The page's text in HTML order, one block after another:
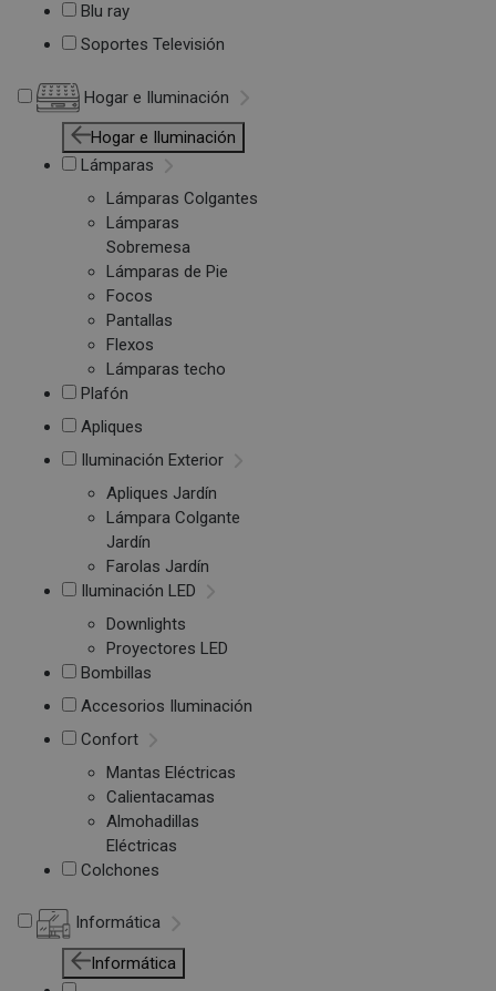
Blu ray
Soportes Televisión
Hogar e Iluminación
Hogar e Iluminación
Lámparas
Lámparas Colgantes
Lámparas
Sobremesa
Lámparas de Pie
Focos
Pantallas
Flexos
Lámparas techo
Plafón
Apliques
Iluminación Exterior
Apliques Jardín
Lámpara Colgante
Jardín
Farolas Jardín
Iluminación LED
Downlights
Proyectores LED
Bombillas
Accesorios Iluminación
Confort
Mantas Eléctricas
Calientacamas
Almohadillas
Eléctricas
Colchones
Informática
Informática